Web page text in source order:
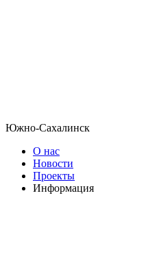
Южно-Сахалинск
О нас
Новости
Проекты
Информация